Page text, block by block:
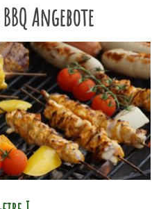
Angebote